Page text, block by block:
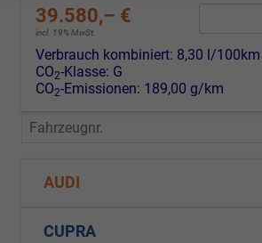
39.580,– €
incl. 19% MwSt.
Verbrauch kombiniert: 8,30 l/100km
CO2-Klasse: G
CO2-Emissionen: 189,00 g/km
Fahrzeugnr.
AUDI
CUPRA